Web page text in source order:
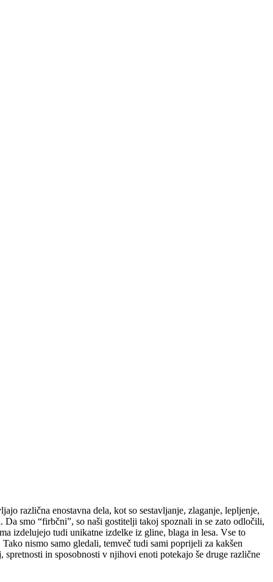
različna enostavna dela, kot so sestavljanje, zlaganje, lepljenje,
smo “firbčni”, so naši gostitelji takoj spoznali in se zato odločili,
izdelujejo tudi unikatne izdelke iz gline, blaga in lesa. Vse to
nismo samo gledali, temveč tudi sami poprijeli za kakšen
in sposobnosti v njihovi enoti potekajo še druge različne